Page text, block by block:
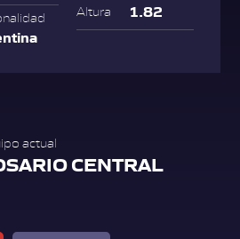
Altura 1.82
actual
CENTRAL